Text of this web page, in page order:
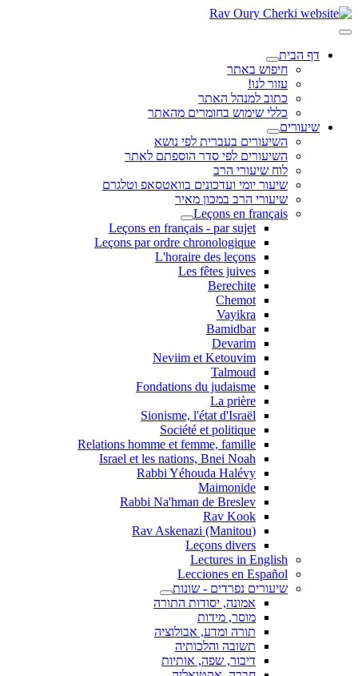
דף הבית
חיפוש באתר
עזור לנו!
כתוב למנהל האתר
כללי שימוש בחומרים מהאתר
שיעורים
השיעורים בעברית לפי נושא
השיעורים לפי סדר הוספתם לאתר
לוח שיעורי הרב
שיעור יומי ועדכונים בוואטסאפ וטלגרם
שיעורי הרב במכון מאיר
Leçons en français
Leçons en français - par sujet
Leçons par ordre chronologique
L'horaire des leçons
Les fêtes juives
Berechite
Chemot
Vayikra
Bamidbar
Devarim
Neviim et Ketouvim
Talmoud
Fondations du judaisme
La prière
Sionisme, l'état d'Israël
Société et politique
Relations homme et femme, famille
Israel et les nations, Bnei Noah
Rabbi Yéhouda Halévy
Maimonide
Rabbi Na'hman de Breslev
Rav Kook
(Rav Askenazi (Manitou
Leçons divers
Lectures in English
Lecciones en Español
שיעורים נפרדים - שונות
אמונה, יסודות התורה
מוסר, מידות
תורה ומדע, אבולוציה
תשובה והלכותיה
דיבור, שפה, אותיות